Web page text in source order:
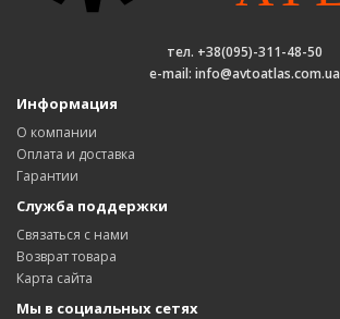
тел. +38(095)-311-48-50
e-mail: info@avtoatlas.com.ua
Информация
О компании
Оплата и доставка
Гарантии
Служба поддержки
Связаться с нами
Возврат товара
Карта сайта
Мы в социальных сетях